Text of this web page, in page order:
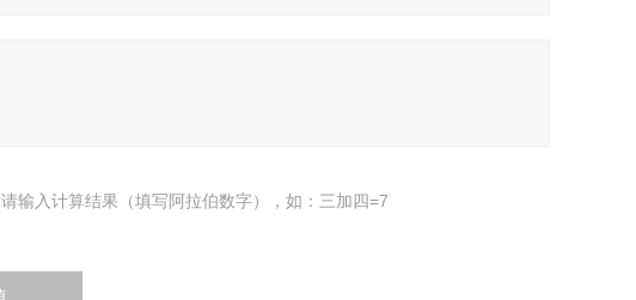
请输入计算结果（填写阿拉伯数字），如：三加四=7